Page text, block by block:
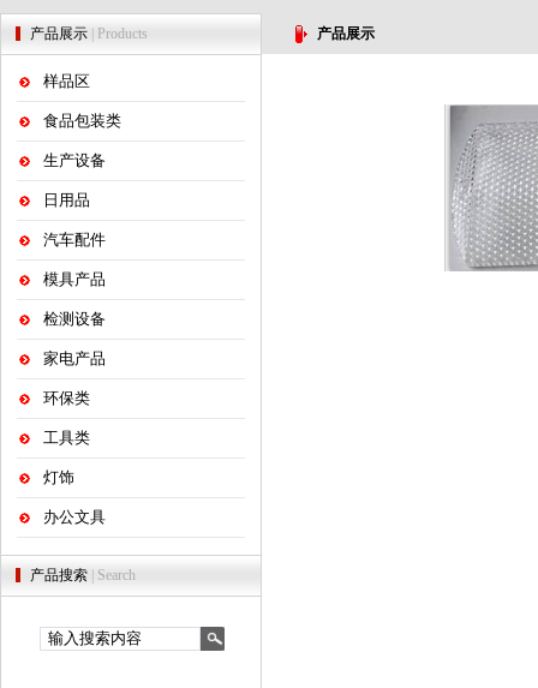
产品展示 | Products
样品区
食品包装类
生产设备
日用品
汽车配件
模具产品
检测设备
家电产品
环保类
工具类
灯饰
办公文具
产品搜索 | Search
产品展示